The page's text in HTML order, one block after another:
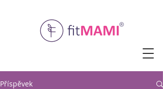
Příspěvek